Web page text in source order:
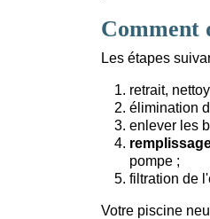
Comment
Les étapes
retrait,
élimination
enlever les
pompe ;
filtration de
Votre piscine